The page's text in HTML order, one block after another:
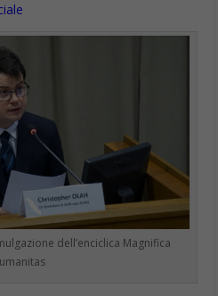
dell’enciclica Magnifica